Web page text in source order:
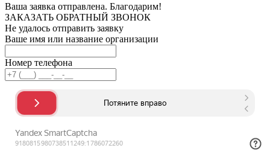
Ваша заявка отправлена. Благодарим!
ЗАКАЗАТЬ ОБРАТНЫЙ ЗВОНОК
Не удалось отправить заявку
Ваше имя или название организации
Номер телефона